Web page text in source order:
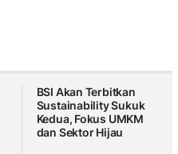
BSI Akan Terbitkan
Sustainability Sukuk
Kedua, Fokus UMKM
dan Sektor Hijau